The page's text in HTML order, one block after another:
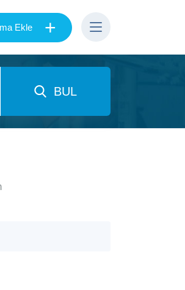
Ekle +
BUL